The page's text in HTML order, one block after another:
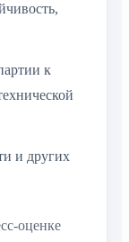
к
и других
оценке